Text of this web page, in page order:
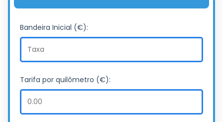
Bandeira Inicial (€):
Tarifa por quilômetro (€):